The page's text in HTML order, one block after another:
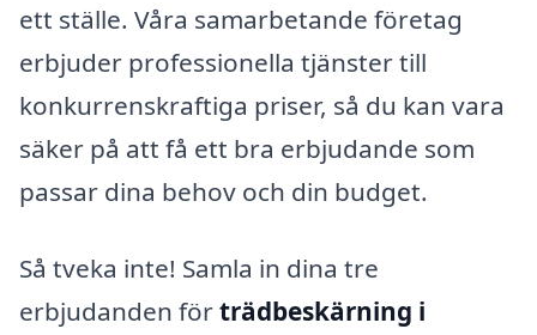
ett ställe. Våra samarbetande företag
erbjuder professionella tjänster till
konkurrenskraftiga priser, så du kan vara
säker på att få ett bra erbjudande som
passar dina behov och din budget.
Så tveka inte! Samla in dina tre
erbjudanden förträdbeskärning i